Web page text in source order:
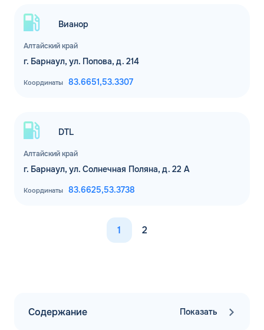
Алтайский край
Вианор
г. Барнаул, ул. Попова, д. 214
Координаты 83.6651,53.3307
Алтайский край
DTL
г. Барнаул, ул. Солнечная Поляна, д. 22 А
Координаты 83.6625,53.3738
1 2
Содержание Показать